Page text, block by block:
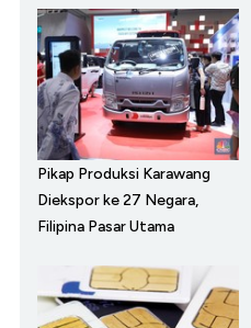
Pikap Produksi Karawang
Diekspor ke 27 Negara,
Filipina Pasar Utama